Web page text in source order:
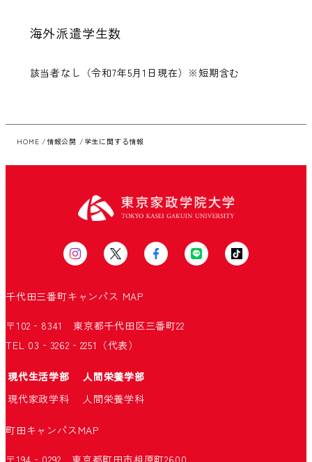
海外派遣学生数
該当者なし（令和7年5月1日現在）※短期含む
HOME 情報公開 学生に関する情報
千代田三番町キャンパス MAP
〒102‐8341 東京都千代田区三番町22
TEL 03‐3262‐2251（代表）
現代生活学部
人間栄養学部
現代家政学科
人間栄養学科
町田キャンパスMAP
〒194‐0292 東京都町田市相原町2600